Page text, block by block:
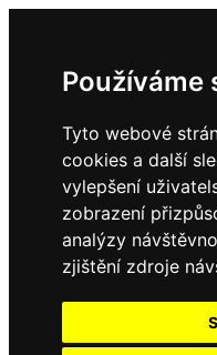
Používáme
Tyto webové
cookies a další
vylepšení
zobrazení
analýzy
zjištění zdroje